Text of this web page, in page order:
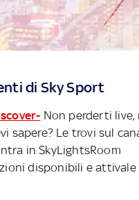
di Sky Sport
Non perderti live,
sapere? Le trovi sul
in SkyLightsRoom
disponibili e